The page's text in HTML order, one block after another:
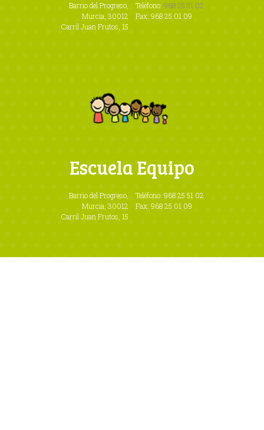
Teléfono: 968 25 51 02
Fax: 968 25 01 09
Barrio del Progreso,
Murcia, 30012
Carril Juan Frutos, 15
Escuela Equipo
Teléfono: 968 25 51 02
Fax: 968 25 01 09
Barrio del Progreso,
Murcia, 30012
Carril Juan Frutos, 15